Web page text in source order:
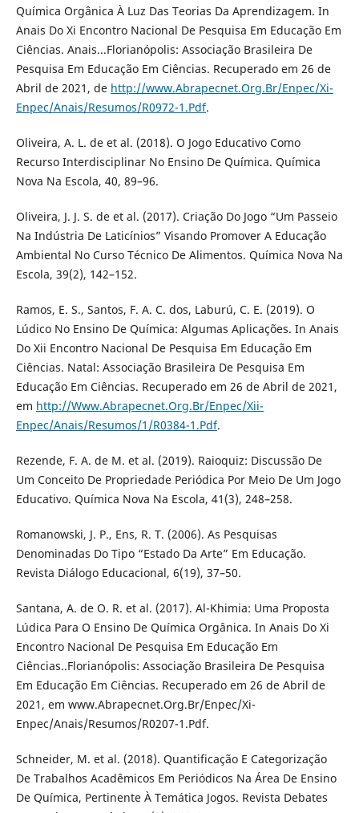
Química Orgânica À Luz Das Teorias Da Aprendizagem. In
Anais Do Xi Encontro Nacional De Pesquisa Em Educação Em
Ciências. Anais...Florianópolis: Associação Brasileira De
Pesquisa Em Educação Em Ciências. Recuperado em 26 de
Abril de 2021, de http://www.Abrapecnet.Org.Br/Enpec/Xi-
Enpec/Anais/Resumos/R0972-1.Pdf.
Oliveira, A. L. de et al. (2018). O Jogo Educativo Como
Recurso Interdisciplinar No Ensino De Química. Química
Nova Na Escola, 40, 89–96.
Oliveira, J. J. S. de et al. (2017). Criação Do Jogo “Um Passeio
Na Indústria De Laticínios” Visando Promover A Educação
Ambiental No Curso Técnico De Alimentos. Química Nova Na
Escola, 39(2), 142–152.
Ramos, E. S., Santos, F. A. C. dos, Laburú, C. E. (2019). O
Lúdico No Ensino De Química: Algumas Aplicações. In Anais
Do Xii Encontro Nacional De Pesquisa Em Educação Em
Ciências. Natal: Associação Brasileira De Pesquisa Em
Educação Em Ciências. Recuperado em 26 de Abril de 2021,
em http://Www.Abrapecnet.Org.Br/Enpec/Xii-
Enpec/Anais/Resumos/1/R0384-1.Pdf.
Rezende, F. A. de M. et al. (2019). Raioquiz: Discussão De
Um Conceito De Propriedade Periódica Por Meio De Um Jogo
Educativo. Química Nova Na Escola, 41(3), 248–258.
Romanowski, J. P., Ens, R. T. (2006). As Pesquisas
Denominadas Do Tipo “Estado Da Arte” Em Educação.
Revista Diálogo Educacional, 6(19), 37–50.
Santana, A. de O. R. et al. (2017). Al-Khimia: Uma Proposta
Lúdica Para O Ensino De Química Orgânica. In Anais Do Xi
Encontro Nacional De Pesquisa Em Educação Em
Ciências..Florianópolis: Associação Brasileira De Pesquisa
Em Educação Em Ciências. Recuperado em 26 de Abril de
2021, em www.Abrapecnet.Org.Br/Enpec/Xi-
Enpec/Anais/Resumos/R0207-1.Pdf.
Schneider, M. et al. (2018). Quantificação E Categorização
De Trabalhos Acadêmicos Em Periódicos Na Área De Ensino
De Química, Pertinente À Temática Jogos. Revista Debates